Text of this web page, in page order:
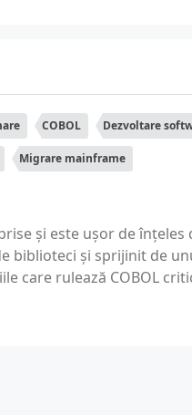
COBOL Dezvoltare
Migrare mainframe
și este ușor de înțeles
biblioteci și sprijinit de
care rulează COBOL